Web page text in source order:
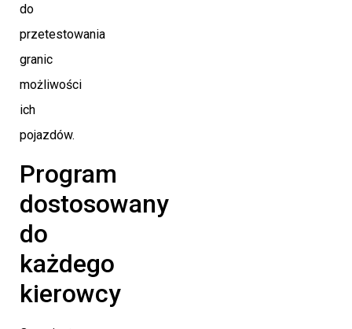
do
przetestowania
granic
możliwości
ich
pojazdów.
Program
dostosowany
do
każdego
kierowcy